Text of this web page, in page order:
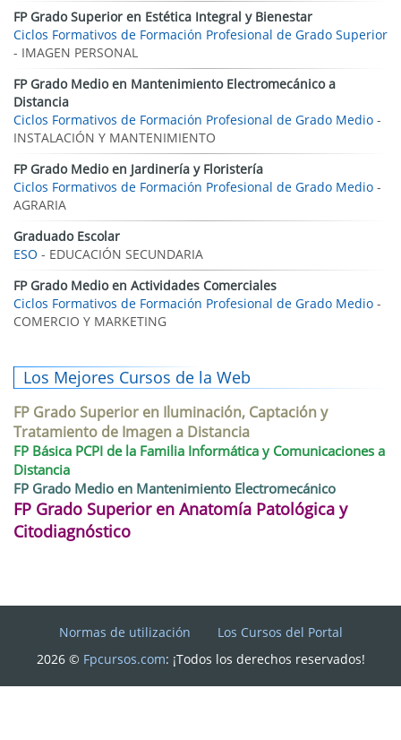
FP Grado Superior en Estética Integral y Bienestar
Ciclos Formativos de Formación Profesional de Grado Superior
- IMAGEN PERSONAL
FP Grado Medio en Mantenimiento Electromecánico a
Distancia
Ciclos Formativos de Formación Profesional de Grado Medio -
INSTALACIÓN Y MANTENIMIENTO
FP Grado Medio en Jardinería y Floristería
Ciclos Formativos de Formación Profesional de Grado Medio -
AGRARIA
Graduado Escolar
ESO - EDUCACIÓN SECUNDARIA
FP Grado Medio en Actividades Comerciales
Ciclos Formativos de Formación Profesional de Grado Medio -
COMERCIO Y MARKETING
Los Mejores Cursos de la Web
FP Grado Superior en Iluminación, Captación y
Tratamiento de Imagen a Distancia
FP Básica PCPI de la Familia Informática y Comunicaciones a
Distancia
FP Grado Medio en Mantenimiento Electromecánico
FP Grado Superior en Anatomía Patológica y
Citodiagnóstico
Normas de utilización
Los Cursos del Portal
2026 © Fpcursos.com: ¡Todos los derechos reservados!